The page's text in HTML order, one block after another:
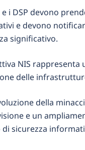
e i DSP devono
e devono
significativo.
NIS rappresenta
delle
della
e un
sicurezza